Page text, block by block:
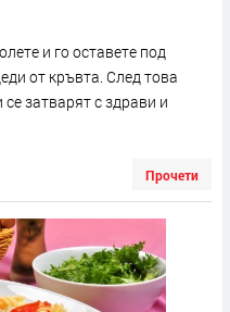
и го оставете под
от кръвта. След това
затварят с здрави и
Прочети